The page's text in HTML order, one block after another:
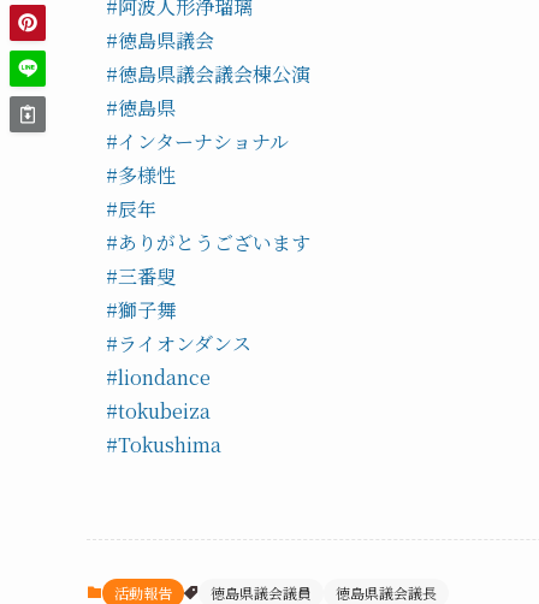
#阿波人形浄瑠璃
#徳島県議会
#徳島県議会議会棟公演
#徳島県
#インターナショナル
#多様性
#辰年
#ありがとうございます
#三番叟
#獅子舞
#ライオンダンス
#liondance
#tokubeiza
#Tokushima
活動報告 徳島県議会議員 徳島県議会議長